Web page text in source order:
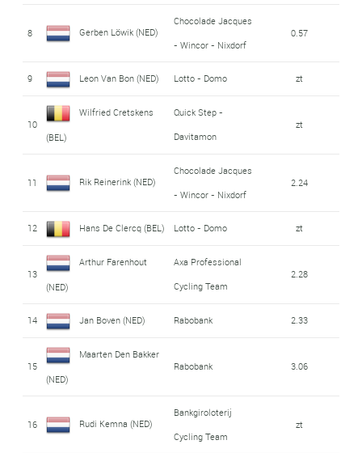
8 Gerben Löwik (NED)
Chocolade Jacques
- Wincor - Nixdorf
0.57
9 Leon Van Bon (NED) Lotto - Domo zt
10
Wilfried Cretskens
(BEL)
Quick Step -
Davitamon
zt
11 Rik Reinerink (NED)
Chocolade Jacques
- Wincor - Nixdorf
2.24
12 Hans De Clercq (BEL) Lotto - Domo zt
13
Arthur Farenhout
(NED)
Axa Professional
Cycling Team
2.28
14 Jan Boven (NED) Rabobank 2.33
15
Maarten Den Bakker
(NED)
Rabobank 3.06
16 Rudi Kemna (NED)
Bankgiroloterij
Cycling Team
zt